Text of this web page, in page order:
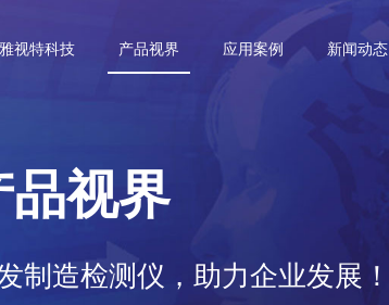
雅视特科技 产品视界 应用案例 新闻动态
品视界
制造检测仪，助力企业发展！